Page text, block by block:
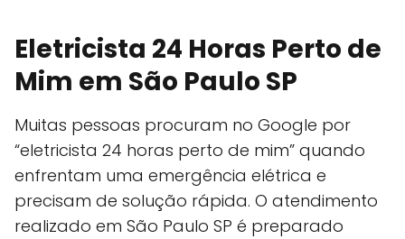
Eletricista 24 Horas Perto de
Mim em São Paulo SP
Muitas pessoas procuram no Google por
“eletricista 24 horas perto de mim” quando
enfrentam uma emergência elétrica e
precisam de solução rápida. O atendimento
realizado em São Paulo SP é preparado